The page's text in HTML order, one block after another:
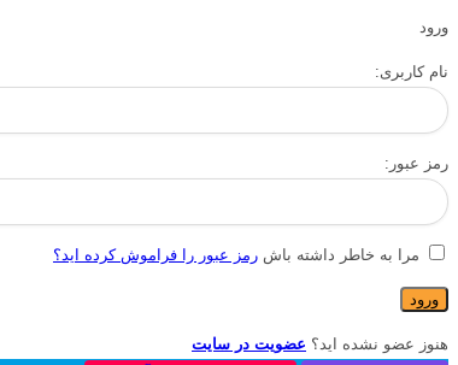
ورود
نام کاربری:
رمز عبور:
مرا به خاطر داشته باش رمز عبور را فراموش کرده اید؟
هنوز عضو نشده اید؟ عضویت در سایت